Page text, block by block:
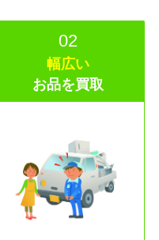
02
幅広い
お品を買取